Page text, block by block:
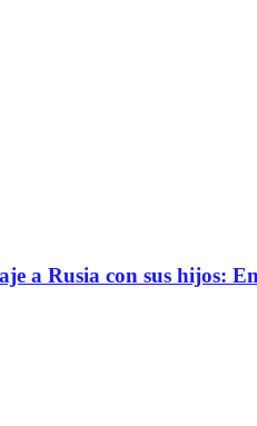
a Rusia con sus hijos: